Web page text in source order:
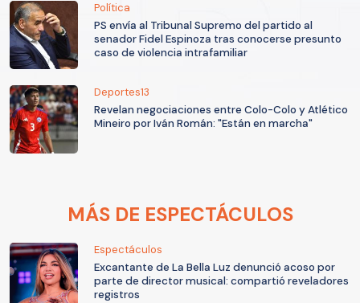
Política
PS envía al Tribunal Supremo del partido al
senador Fidel Espinoza tras conocerse presunto
caso de violencia intrafamiliar
Deportes13
Revelan negociaciones entre Colo-Colo y Atlético
Mineiro por Iván Román: "Están en marcha"
MÁS DE ESPECTÁCULOS
Espectáculos
Excantante de La Bella Luz denunció acoso por
parte de director musical: compartió reveladores
registros